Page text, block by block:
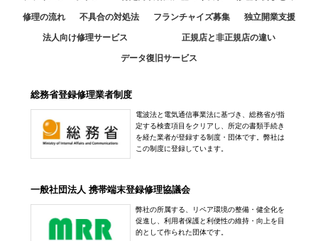
修理の流れ 不具合の対処法 フランチャイズ募集 独立開業支援
法人向け修理サービス 正規店と非正規店の違い
データ復旧サービス
総務省登録修理業者制度
電波法と電気通信事業法に基づき、総務省が指
定する検査項目をクリアし、所定の書類手続き
を経た業者が登録する制度・団体です。弊社は
この制度に登録しています。
一般社団法人 携帯端末登録修理協議会
弊社の所属する、リペア環境の整備・健全化を
促進し、利用者保護と利便性の維持・向上を目
的として作られた団体です。